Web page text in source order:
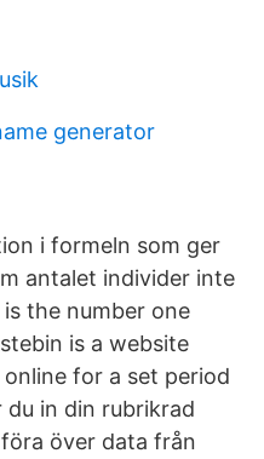
generator
i formeln som ger
antalet individer inte
the number one
is a website
for a set period
du in din rubrikrad
över data från